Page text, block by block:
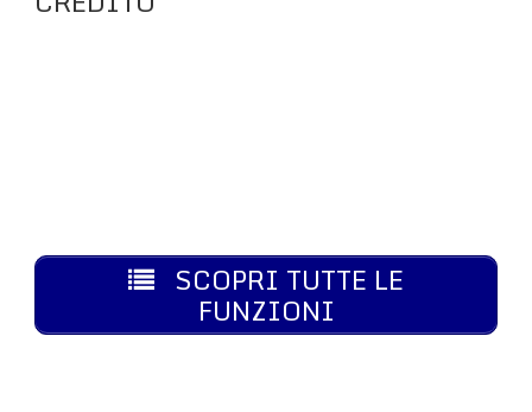
SCOPRI TUTTE LE
FUNZIONI